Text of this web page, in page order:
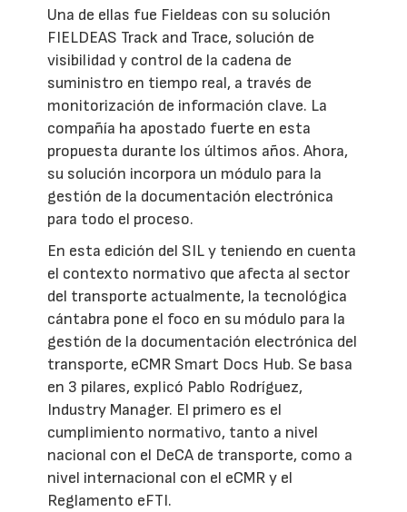
Una de ellas fue Fieldeas con su solución
FIELDEAS Track and Trace, solución de
visibilidad y control de la cadena de
suministro en tiempo real, a través de
monitorización de información clave. La
compañía ha apostado fuerte en esta
propuesta durante los últimos años. Ahora,
su solución incorpora un módulo para la
gestión de la documentación electrónica
para todo el proceso.
En esta edición del SIL y teniendo en cuenta
el contexto normativo que afecta al sector
del transporte actualmente, la tecnológica
cántabra pone el foco en su módulo para la
gestión de la documentación electrónica del
transporte, eCMR Smart Docs Hub. Se basa
en 3 pilares, explicó Pablo Rodríguez,
Industry Manager. El primero es el
cumplimiento normativo, tanto a nivel
nacional con el DeCA de transporte, como a
nivel internacional con el eCMR y el
Reglamento eFTI.